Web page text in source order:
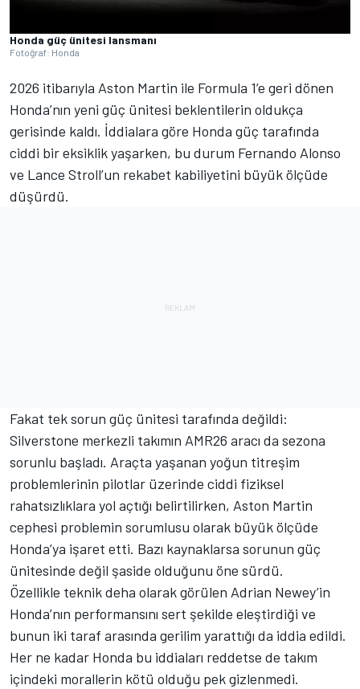
Honda güç ünitesi lansmanı
Fotoğraf: Honda
2026 itibarıyla Aston Martin ile Formula 1’e geri dönen
Honda’nın yeni güç ünitesi beklentilerin oldukça
gerisinde kaldı. İddialara göre Honda güç tarafında
ciddi bir eksiklik yaşarken, bu durum Fernando Alonso
ve Lance Stroll’un rekabet kabiliyetini büyük ölçüde
düşürdü.
Fakat tek sorun güç ünitesi tarafında değildi:
Silverstone merkezli takımın AMR26 aracı da sezona
sorunlu başladı. Araçta yaşanan yoğun titreşim
problemlerinin pilotlar üzerinde ciddi fiziksel
rahatsızlıklara yol açtığı belirtilirken, Aston Martin
cephesi problemin sorumlusu olarak büyük ölçüde
Honda’ya işaret etti. Bazı kaynaklarsa sorunun güç
ünitesinde değil şaside olduğunu öne sürdü.
Özellikle teknik deha olarak görülen Adrian Newey’in
Honda’nın performansını sert şekilde eleştirdiği ve
bunun iki taraf arasında gerilim yarattığı da iddia edildi.
Her ne kadar Honda bu iddiaları reddetse de takım
içindeki morallerin kötü olduğu pek gizlenmedi.